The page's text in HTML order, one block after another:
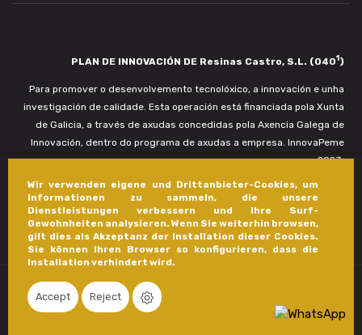
Wir verwenden eigene und Drittanbieter-Cookies, um
Informationen zu sammeln, die unsere
Dienstleistungen verbessern und Ihre Surf-
Gewohnheiten analysieren. Wenn Sie weiterhin browsen,
gilt dies als Akzeptanz der Installation dieser Cookies.
Sie können Ihren Browser so konfigurieren, dass die
Installation verhindert wird.
Accept Reject
PLAN DE INNOVACIÓN DE Resinas Castro, S.L. (0401)
Para promover o desenvolvemento tecnolóxico, a innovación e unha
investigación de calidade. Esta operación está financiada pola Xunta
de Galicia, a través de axudas concedidas pola Axencia Galega de
Innovación, dentro do programa de axudas a empresa. InnovaPeme
2023.